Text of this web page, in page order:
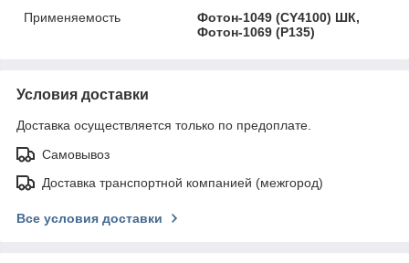
Применяемость
Фотон-1049 (CY4100) ШК,
Фотон-1069 (P135)
Условия доставки
Доставка осуществляется только по предоплате.
Самовывоз
Доставка транспортной компанией (межгород)
Все условия доставки